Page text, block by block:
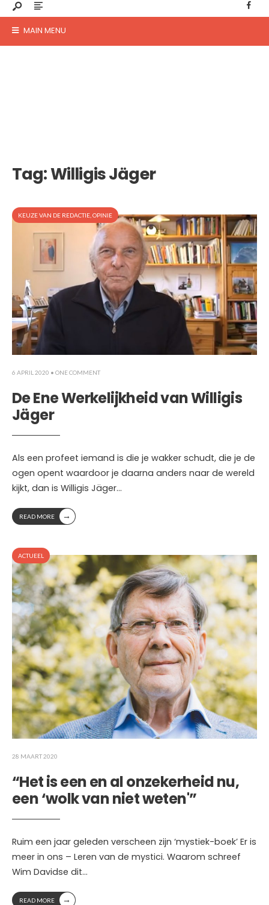
MAIN MENU
Tag:Willigis Jäger
KEUZE VAN DE REDACTIE OPINIE
6 APRIL 2020 • ONE COMMENT
De Ene Werkelijkheid van Willigis
Jäger
Als een profeet iemand is die je wakker schudt, die je de
ogen opent waardoor je daarna anders naar de wereld
kijkt, dan is Willigis Jäger...
READ MORE →
ACTUEEL
28 MAART 2020
“Het is een en al onzekerheid nu,
een ‘wolk van niet weten'”
Ruim een jaar geleden verscheen zijn ‘mystiek-boek’ Er is
meer in ons – Leren van de mystici. Waarom schreef
Wim Davidse dit...
READ MORE →